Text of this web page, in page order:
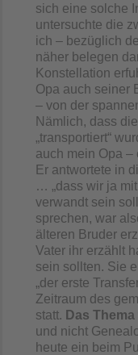
sich eine solche
untersuchte die
ich – bezüglich
näher belegen
Konstellation
Opa auch seiner
– von der
Nämlich, dass
„transportiert“
auch mein Opa –
Er antwortete in
… „dass wir ja
verwandt sein
sprechen, war
älteren Bruder
Vater ihr erzählt
sein sollten. Sie
„der erste
Zeitraum des
statt. Das
und nicht
heute ein beim